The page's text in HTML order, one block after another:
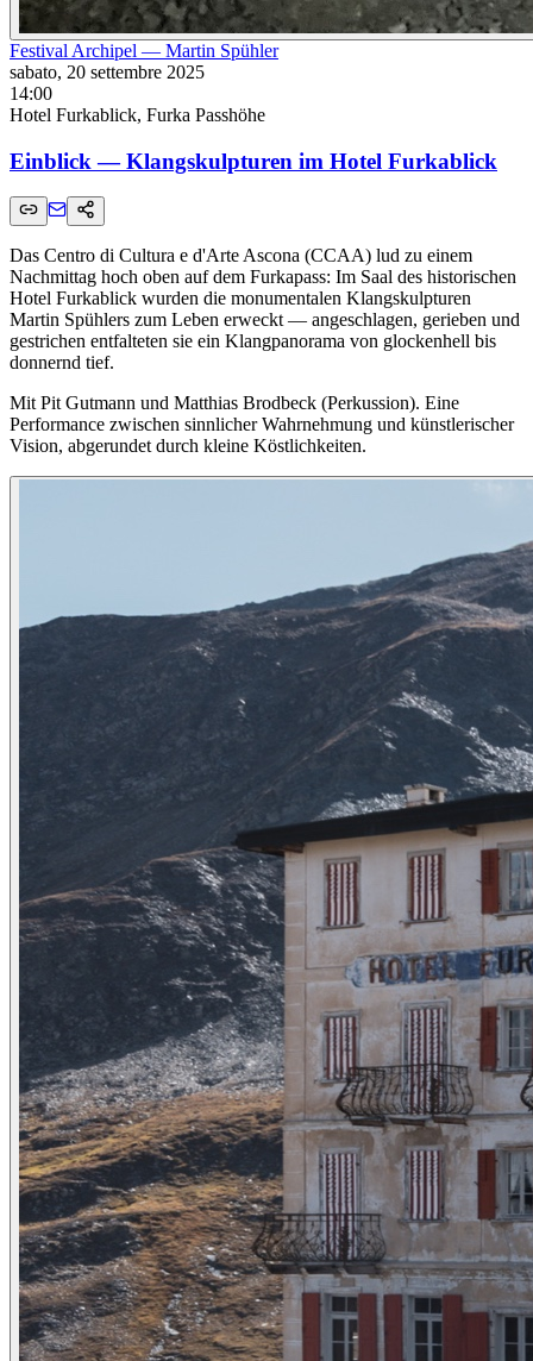
Festival Archipel — Martin Spühler
sabato, 20 settembre 2025
14:00
Hotel Furkablick, Furka Passhöhe
Einblick — Klangskulpturen im Hotel Furkablick
Das Centro di Cultura e d'Arte Ascona (CCAA) lud zu einem
Nachmittag hoch oben auf dem Furkapass: Im Saal des historischen
Hotel Furkablick wurden die monumentalen Klangskulpturen
Martin Spühlers zum Leben erweckt — angeschlagen, gerieben und
gestrichen entfalteten sie ein Klangpanorama von glockenhell bis
donnernd tief.
Mit Pit Gutmann und Matthias Brodbeck (Perkussion). Eine
Performance zwischen sinnlicher Wahrnehmung und künstlerischer
Vision, abgerundet durch kleine Köstlichkeiten.